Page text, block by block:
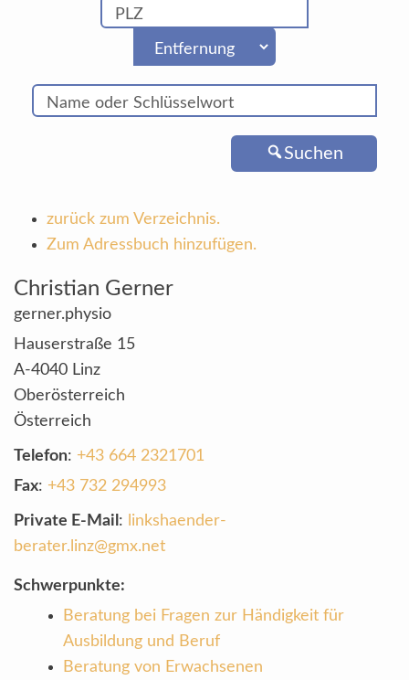
Suchen
zurück zum Verzeichnis.
Zum Adressbuch hinzufügen.
Christian Gerner
gerner.physio
Hauserstraße 15
A-4040 Linz
Oberösterreich
Österreich
Telefon: +43 664 2321701
Fax: +43 732 294993
Private E-Mail :
linkshaender-
berater.linz@gmx.net
Schwerpunkte:
Beratung bei Fragen zur Händigkeit für
Ausbildung und Beruf
Beratung von Erwachsenen